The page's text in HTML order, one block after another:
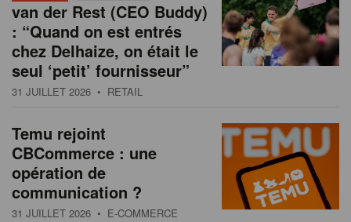
van der Rest (CEO Buddy)
: “Quand on est entrés
chez Delhaize, on était le
seul ‘petit’ fournisseur”
31 JUILLET 2026 • RETAIL
Temu rejoint
CBCommerce : une
opération de
communication ?
31 JUILLET 2026 • E-COMMERCE